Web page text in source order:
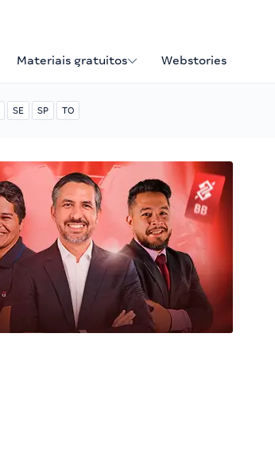
Materiais gratuitos Webstories
SE SP TO